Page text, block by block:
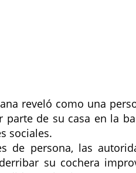
reveló como una
parte de su casa en la
sociales.
persona, las
su cochera